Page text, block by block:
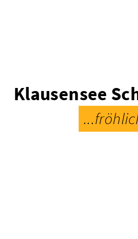
Klausensee